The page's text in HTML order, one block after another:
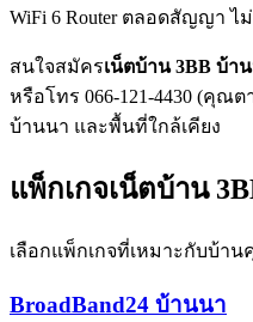
WiFi 6 Router ตลอดสัญญา ไ
สนใจสมัครเน็ตบ้าน 3BB บ้า
หรือโทร 066-121-4430 (คุณ
บ้านนา และพื้นที่ใกล้เคียง
แพ็กเกจเน็ตบ้าน
เลือกแพ็กเกจที่เหมาะกับบ้า
BroadBand24 บ้านนา